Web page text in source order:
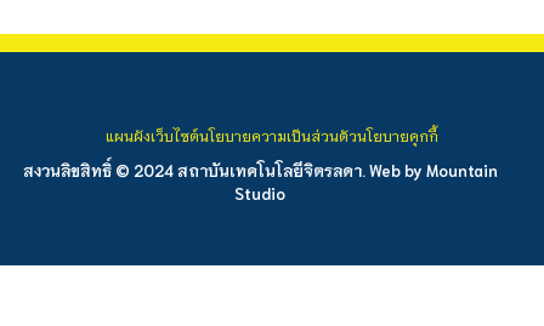
สงวนลิขสิทธิ์ © 2024 สถาบันเทคโนโลยีจิตรลดา. Web by Mountain
Studio
แผนผังเว็บไซต์นโยบายความเป็นส่วนตัวนโยบายคุกกี้